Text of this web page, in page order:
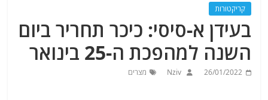
קריקטורות
בעידן א-סיסי: כיכר תחריר ביום
השנה למהפכת ה-25 בינואר
26/01/2022
Nziv מצרים